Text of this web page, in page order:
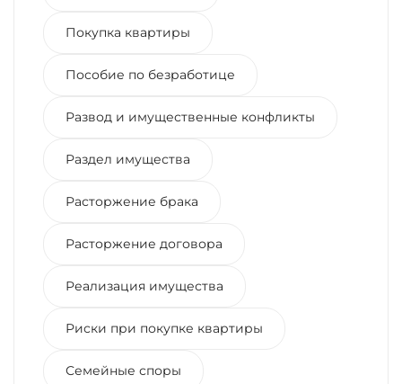
Покупка квартиры
Пособие по безработице
Развод и имущественные конфликты
Раздел имущества
Расторжение брака
Расторжение договора
Реализация имущества
Риски при покупке квартиры
Семейные споры